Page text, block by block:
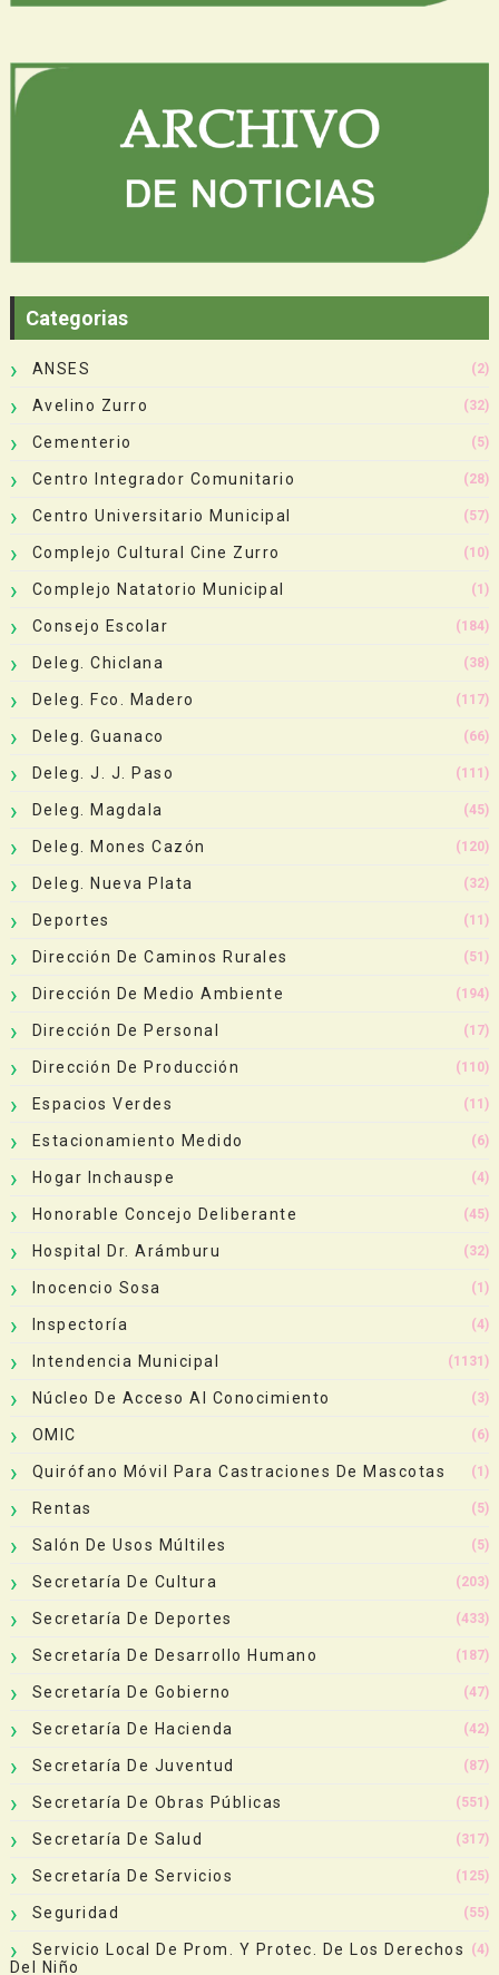
Categorias
ANSES (2)
Avelino Zurro (32)
Cementerio (5)
Centro Integrador Comunitario (28)
Centro Universitario Municipal (57)
Complejo Cultural Cine Zurro (10)
Complejo Natatorio Municipal (1)
Consejo Escolar (184)
Deleg. Chiclana (38)
Deleg. Fco. Madero (117)
Deleg. Guanaco (66)
Deleg. J. J. Paso (111)
Deleg. Magdala (45)
Deleg. Mones Cazón (120)
Deleg. Nueva Plata (32)
Deportes (11)
Dirección De Caminos Rurales (51)
Dirección De Medio Ambiente (194)
Dirección De Personal (17)
Dirección De Producción (110)
Espacios Verdes (11)
Estacionamiento Medido (6)
Hogar Inchauspe (4)
Honorable Concejo Deliberante (45)
Hospital Dr. Arámburu (32)
Inocencio Sosa (1)
Inspectoría (4)
Intendencia Municipal (1131)
Núcleo De Acceso Al Conocimiento (3)
OMIC (6)
Quirófano Móvil Para Castraciones De Mascotas (1)
Rentas (5)
Salón De Usos Múltiles (5)
Secretaría De Cultura (203)
Secretaría De Deportes (433)
Secretaría De Desarrollo Humano (187)
Secretaría De Gobierno (47)
Secretaría De Hacienda (42)
Secretaría De Juventud (87)
Secretaría De Obras Públicas (551)
Secretaría De Salud (317)
Secretaría De Servicios (125)
Seguridad (55)
Servicio Local De Prom. Y Protec. De Los Derechos
Del Niño
(4)